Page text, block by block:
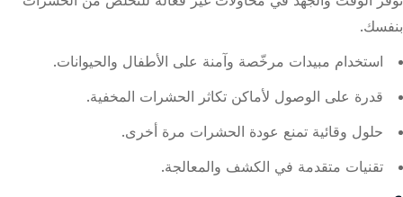
بنفسك.
استخدام مبيدات مرخّصة وآمنة على الأطفال والحيوانات.
قدرة على الوصول لأماكن تكاثر الحشرات المخفية.
حلول وقائية تمنع عودة الحشرات مرة أخرى.
تقنيات متقدمة في الكشف والمعالجة.